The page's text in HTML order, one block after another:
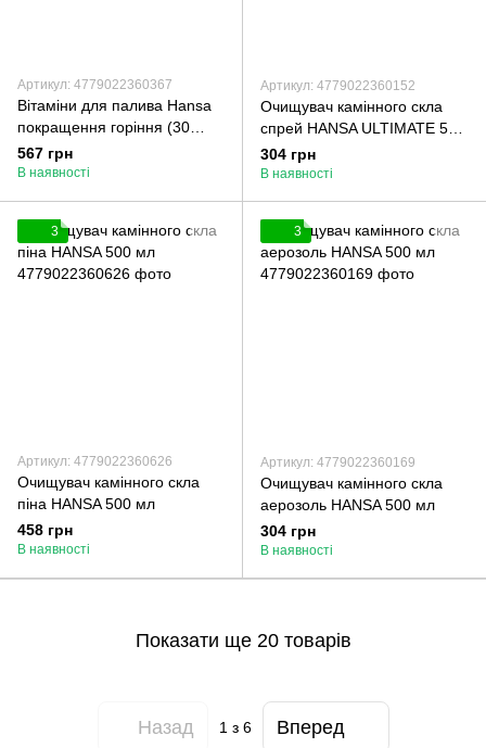
Артикул: 4779022360367
Вітаміни для палива Hansa
покращення горіння (30
пакетів)
567 грн
В наявності
Артикул: 4779022360152
Очищувач камінного скла
спрей HANSA ULTIMATE 500
мл
304 грн
В наявності
3
Артикул: 4779022360626
Очищувач камінного скла
піна HANSA 500 мл
458 грн
В наявності
3
Артикул: 4779022360169
Очищувач камінного скла
аерозоль HANSA 500 мл
304 грн
В наявності
Показати ще 20 товарів
Назад 1 з 6 Вперед